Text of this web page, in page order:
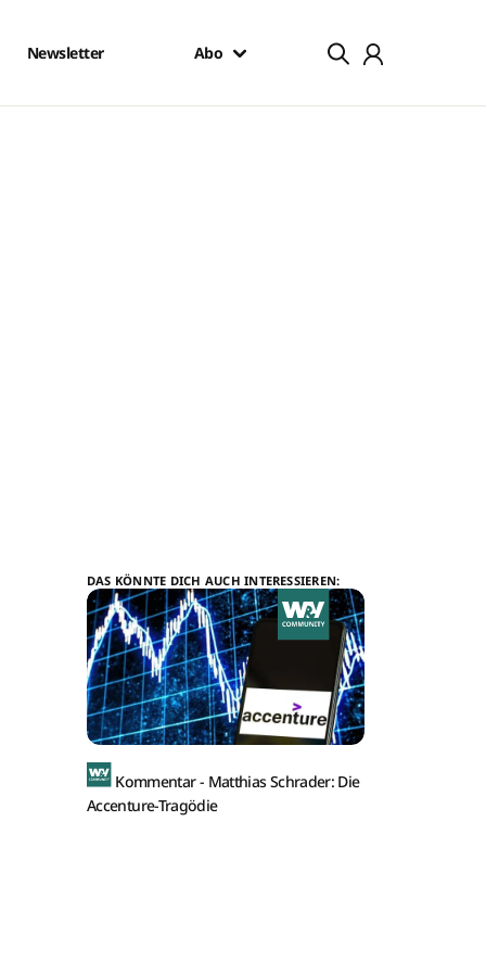
Newsletter Abo
DAS KÖNNTE DICH AUCH INTERESSIEREN:
Kommentar - Matthias Schrader: Die
Accenture-Tragödie